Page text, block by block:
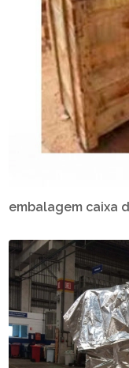
embalagem caixa